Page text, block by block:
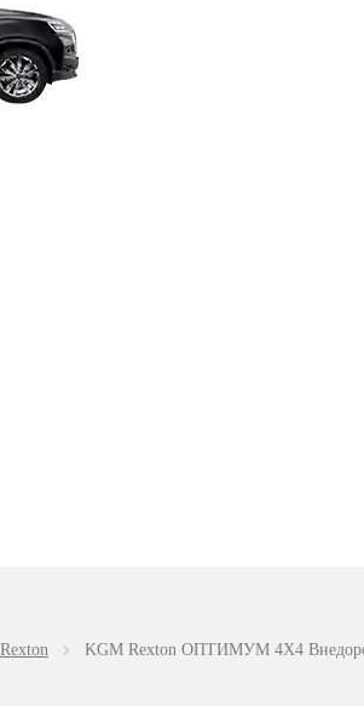
KGM Rexton ОПТИМУМ 4X4